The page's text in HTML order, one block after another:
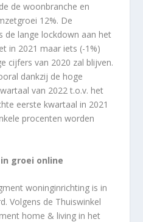
de woonbranche en
12%. De
de lange lockdown aan het
in 2021 maar iets (-1%)
cijfers van 2020 zal blijven.
dankzij de hoge
van 2022 t.o.v. het
eerste kwartaal in 2021
procenten worden
groei online
woninginrichting is in
Volgens de Thuiswinkel
home & living in het